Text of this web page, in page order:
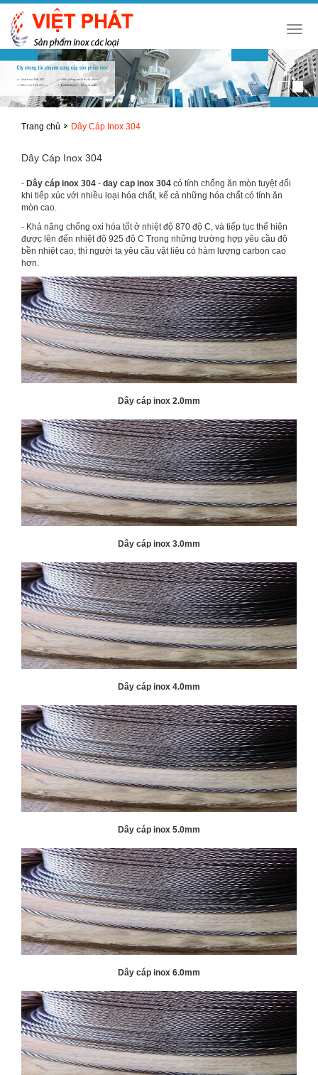
Trang chủ Dây Cáp Inox 304
Dây Cáp Inox 304
- Dây cáp inox 304 - day cap inox 304 có tính chống ăn mòn tuyệt đối
khi tiếp xúc với nhiều loại hóa chất, kể cả những hóa chất có tính ăn
mòn cao.
- Khả năng chống oxi hóa tốt ở nhiệt độ 870 độ C, và tiếp tục thể hiện
được lên đến nhiệt độ 925 độ C Trong những trường hợp yêu cầu độ
bền nhiệt cao, thì người ta yêu cầu vật liệu có hàm lượng carbon cao
hơn.
Dây cáp inox 2.0mm
Dây cáp inox 3.0mm
Dây cáp inox 4.0mm
Dây cáp inox 5.0mm
Dây cáp inox 6.0mm